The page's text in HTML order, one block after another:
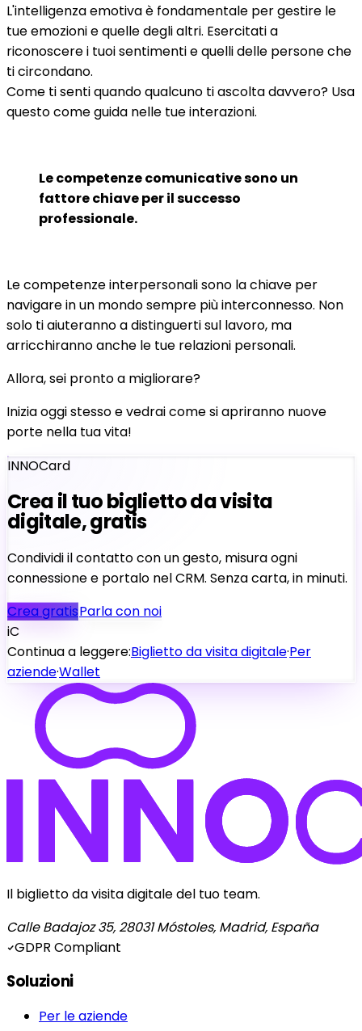
L'intelligenza emotiva è fondamentale per gestire le
tue emozioni e quelle degli altri. Esercitati a
riconoscere i tuoi sentimenti e quelli delle persone che
ti circondano.
Come ti senti quando qualcuno ti ascolta davvero? Usa
questo come guida nelle tue interazioni.
Le competenze comunicative sono un
fattore chiave per il successo
professionale.
Le competenze interpersonali sono la chiave per
navigare in un mondo sempre più interconnesso. Non
solo ti aiuteranno a distinguerti sul lavoro, ma
arricchiranno anche le tue relazioni personali.
Allora, sei pronto a migliorare?
Inizia oggi stesso e vedrai come si apriranno nuove
porte nella tua vita!
INNOCard
Crea il tuo biglietto da visita
digitale, gratis
Condividi il contatto con un gesto, misura ogni
connessione e portalo nel CRM. Senza carta, in minuti.
Crea gratisParla con noi
iC
Continua a leggere:Biglietto da visita digitale·Per
aziende·Wallet
Il biglietto da visita digitale del tuo team.
Calle Badajoz 35, 28031 Móstoles, Madrid, España
GDPR Compliant
Soluzioni
Per le aziende